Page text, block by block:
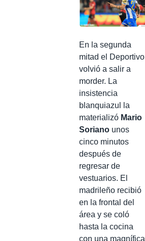
En la segunda
mitad el Deportivo
volvió a salir a
morder. La
insistencia
blanquiazul la
materializó Mario
Soriano unos
cinco minutos
después de
regresar de
vestuarios. El
madrileño recibió
en la frontal del
área y se coló
hasta la cocina
con una magnífica